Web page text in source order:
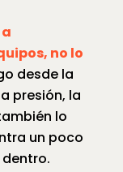
no lo
desde la
presión, la
lo
un poco